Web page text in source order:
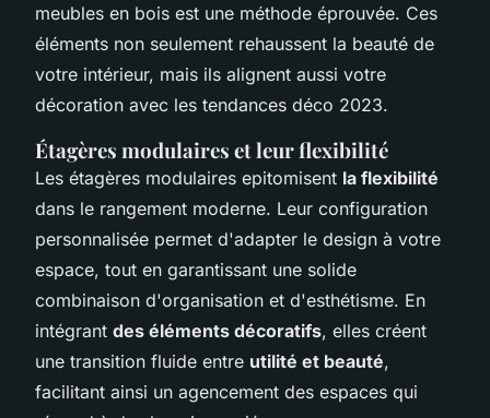
meubles en bois est une méthode éprouvée. Ces
éléments non seulement rehaussent la beauté de
votre intérieur, mais ils alignent aussi votre
décoration avec les tendances déco 2023.
Étagères modulaires et leur flexibilité
Les étagères modulaires epitomisent la flexibilité
dans le rangement moderne. Leur configuration
personnalisée permet d'adapter le design à votre
espace, tout en garantissant une solide
combinaison d'organisation et d'esthétisme. En
intégrant des éléments décoratifs, elles créent
une transition fluide entre utilité et beauté,
facilitant ainsi un agencement des espaces qui